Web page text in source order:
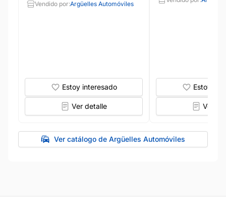
Vendido por:Argüelles Automóviles
Estoy interesado
Ver detalle
Estoy
Ver
Ver catálogo de Argüelles Automóviles